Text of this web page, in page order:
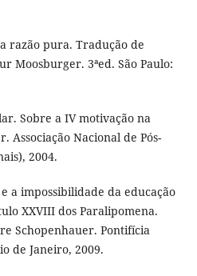
razão pura. Tradução de
Moosburger. 3ªed. São Paulo:
Sobre a IV motivação na
Associação Nacional de Pós-
2004.
e a impossibilidade da educação
XXVIII dos Paralipomena.
Schopenhauer. Pontifícia
de Janeiro, 2009.